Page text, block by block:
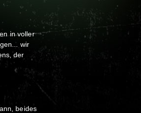
in voller
wir
der
beides